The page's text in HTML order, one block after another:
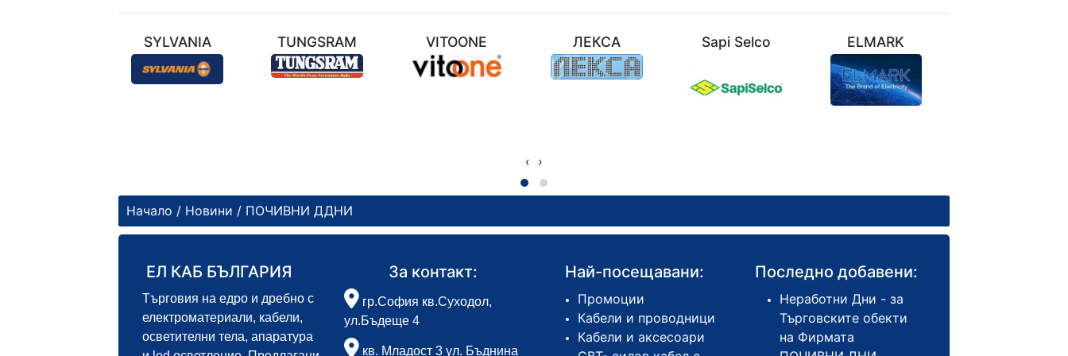
SYLVANIA TUNGSRAM VITOONE ЛЕКСА Sapi Selco ELMARK
‹ ›
Начало / Новини / ПОЧИВНИ ДДНИ
ЕЛ КАБ БЪЛГАРИЯ
Търговия на едро и дребно с
електроматериали, кабели,
осветителни тела, апаратура
За контакт:
гр.София кв.Суходол,
ул.Бъдеще 4
кв. Младост 3 ул. Бъднина
Най-посещавани:
Промоции
Кабели и проводници
Кабели и аксесоари
Последно добавени:
Неработни Дни - за
Търговските обекти
на Фирмата